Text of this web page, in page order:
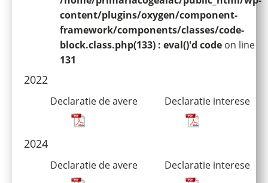
content/plugins/oxygen/component-
framework/components/classes/code-
block.class.php(133) : eval()'d code on line
131
2022
Declaratie de avere Declaratie interese
2024
Declaratie de avere Declaratie interese